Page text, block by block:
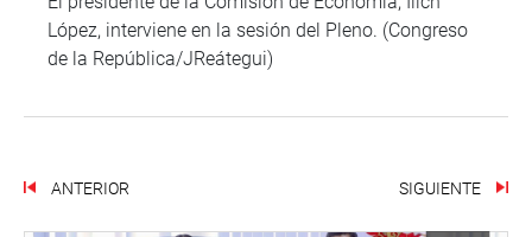
López, interviene en la sesión del Pleno. (Congreso
de la República/JReátegui)
ANTERIOR SIGUIENTE